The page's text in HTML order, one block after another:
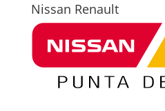
Nissan Renault